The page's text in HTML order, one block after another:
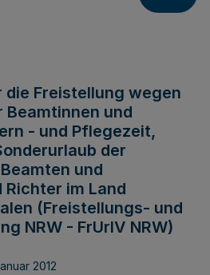
die Freistellung wegen
und
- und Pflegezeit,
der
und
im Land
(Freistellungs- und
NRW - FrUrlV NRW)
2012